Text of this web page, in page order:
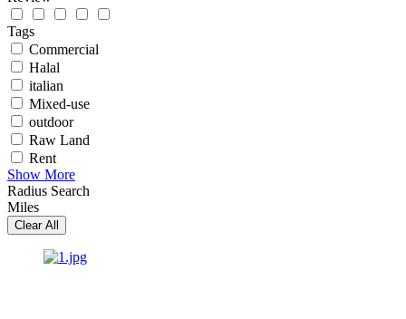
Tags
Commercial
Halal
italian
Mixed-use
outdoor
Raw Land
Rent
Show More
Radius Search
Miles
Clear All